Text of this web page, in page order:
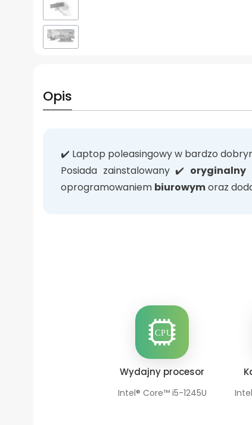
Opis
✔️ Laptop poleasingowy w bardzo
Posiada zainstalowany ✔️ oryginalny
oprogramowaniem biurowymoraz
Wydajny procesor
Intel® Core™ i5-1245U